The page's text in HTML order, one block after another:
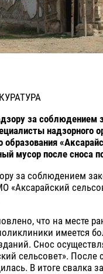
за соблюдением
надзорного
мусор после сноса
за соблюдением
«Аксарайский
что на месте
имеется
Снос
сельсовет». После
В итоге свалка